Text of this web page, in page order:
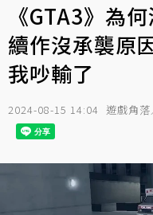
《GTA3》為
續作沒承襲原
我吵輸了
2024-08-15 14:04 遊戲角落